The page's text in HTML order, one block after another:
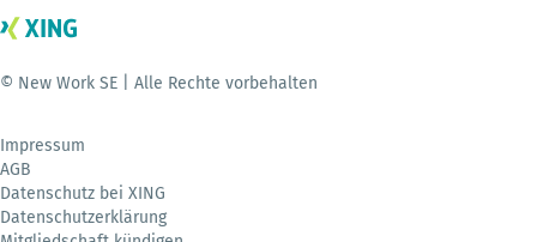
© New Work SE | Alle Rechte vorbehalten
Impressum
AGB
Datenschutz bei XING
Datenschutzerklärung